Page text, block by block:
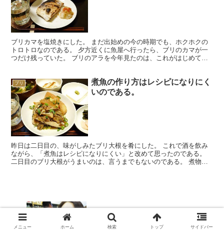
ブリカマを塩焼きにした。 まだ出始めの今の時期でも、ホクホクの
トロトロなのである。 夕方近くに魚屋へ行ったら、ブリのカマが一
つだけ残っていた。 ブリのアラを今年見たのは、これがはじめて。
ブリ
煮魚の作り方はレシピになりにく
いのである。
昨日は二日目の、味がしみたブリ大根を肴にした。 これで酒を飲み
ながら、「煮魚はレシピになりにくい」と改めて思ったのである。
二日目のブリ大根がうまいのは、言うまでもないのである。 煮物は
カウンターの仲間と酒を飲むのは楽しい
のだ。
メニュー ホーム 検索 トップ サイドバー